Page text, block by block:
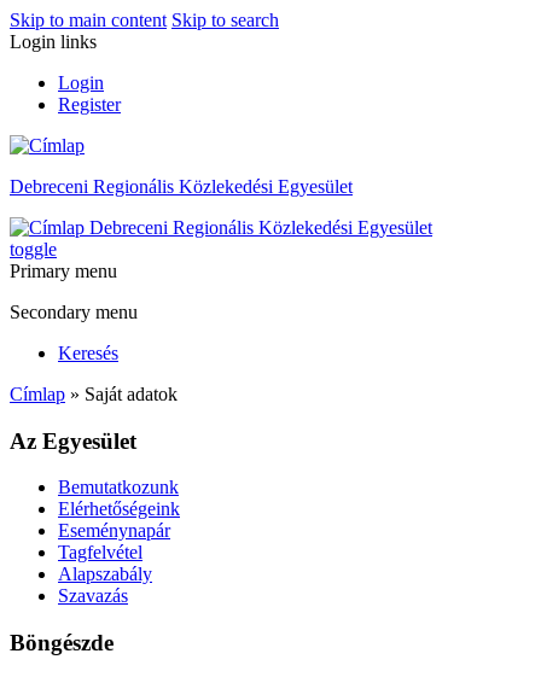
Skip to main content Skip to search
Login links
Login
Register
Debreceni Regionális Közlekedési Egyesület
Debreceni Regionális Közlekedési Egyesület
toggle
Primary menu
Secondary menu
Keresés
Címlap » Saját adatok
Az Egyesület
Bemutatkozunk
Elérhetőségeink
Eseménynapár
Tagfelvétel
Alapszabály
Szavazás
Böngészde